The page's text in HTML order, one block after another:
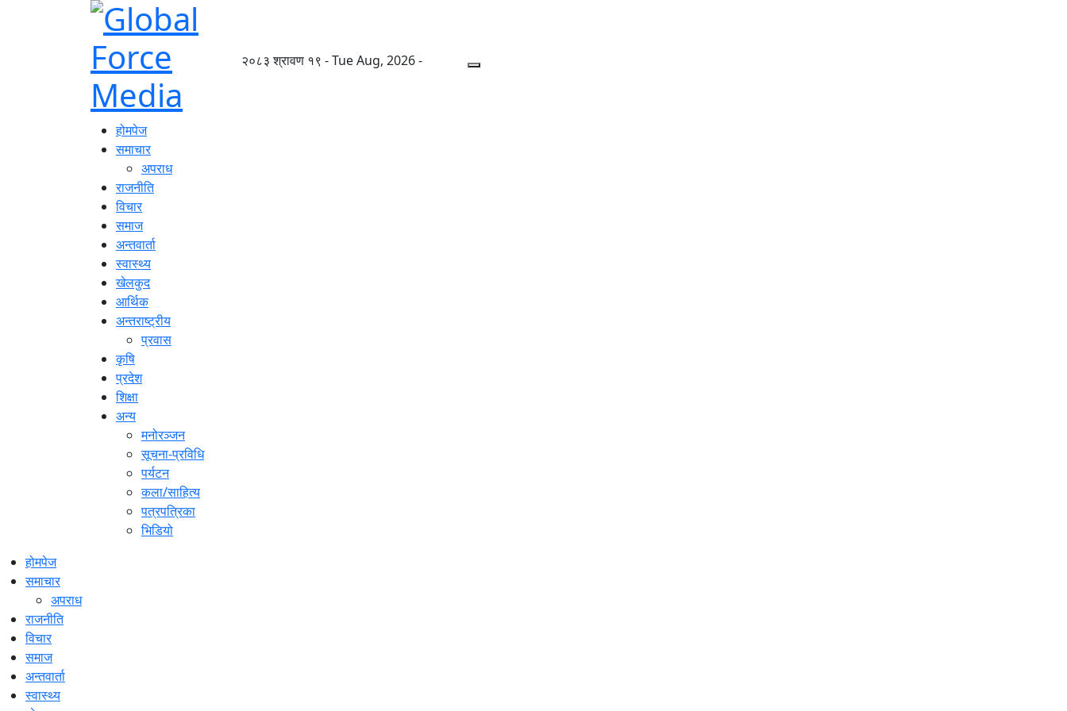
२०८३ श्रावण १९ - Tue Aug, 2026 -
होमपेज
समाचार
अपराध
राजनीति
विचार
समाज
अन्तवार्ता
स्वास्थ्य
खेलकुद
आर्थिक
अन्तराष्ट्रीय
प्रवास
कृषि
प्रदेश
शिक्षा
अन्य
मनोरञ्जन
सूचना-प्रविधि
पर्यटन
कला/साहित्य
पत्रपत्रिका
भिडियो
होमपेज
समाचार
अपराध
राजनीति
विचार
समाज
अन्तवार्ता
स्वास्थ्य